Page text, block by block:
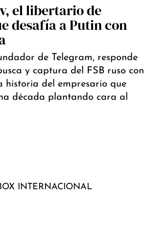
el libertario de
desafía a Putin con
de Telegram, responde
y captura del FSB ruso con
historia del empresario que
década plantando cara al
INTERNACIONAL